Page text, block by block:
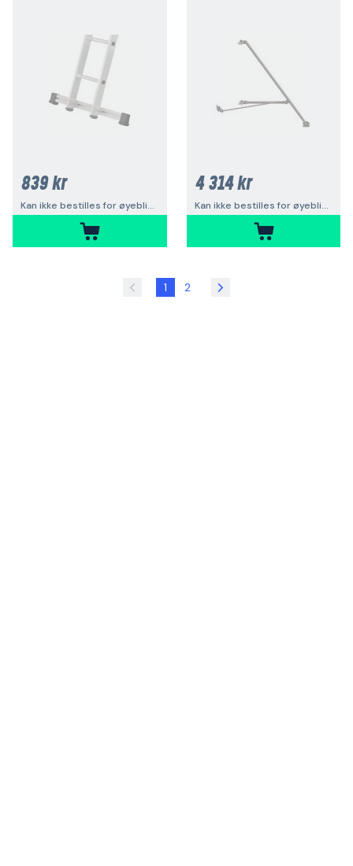
839 kr
Kan ikke bestilles for øyeblikket
4 314 kr
Kan ikke bestilles for øyeblikket
1 2